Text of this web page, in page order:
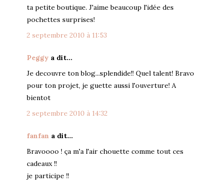
ta petite boutique. J'aime beaucoup l'idée des
pochettes surprises!
2 septembre 2010 à 11:53
Peggy a dit…
Je decouvre ton blog...splendide!! Quel talent! Bravo
pour ton projet, je guette aussi l'ouverture! A
bientot
2 septembre 2010 à 14:32
fanfan a dit…
Bravoooo ! ça m'a l'air chouette comme tout ces
cadeaux !!
je participe !!